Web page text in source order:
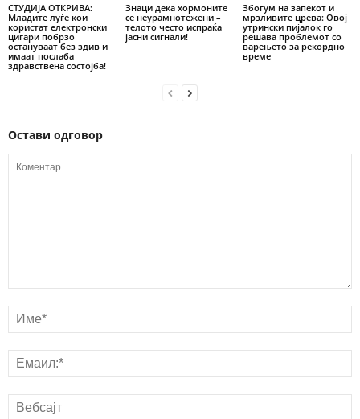
СТУДИЈА ОТКРИВА:
Младите луѓе кои
користат електронски
цигари побрзо
остануваат без здив и
имаат послаба
здравствена состојба!
Знаци дека хормоните
се неурамнотежени –
телото често испраќа
јасни сигнали!
Збогум на запекот и
мрзливите црева: Овој
утрински пијалок го
решава проблемот со
варењето за рекордно
време
Остави одговор